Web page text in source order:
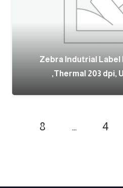
Zebra Indutrial Label
Thermal 203 dpi,
4
…
8